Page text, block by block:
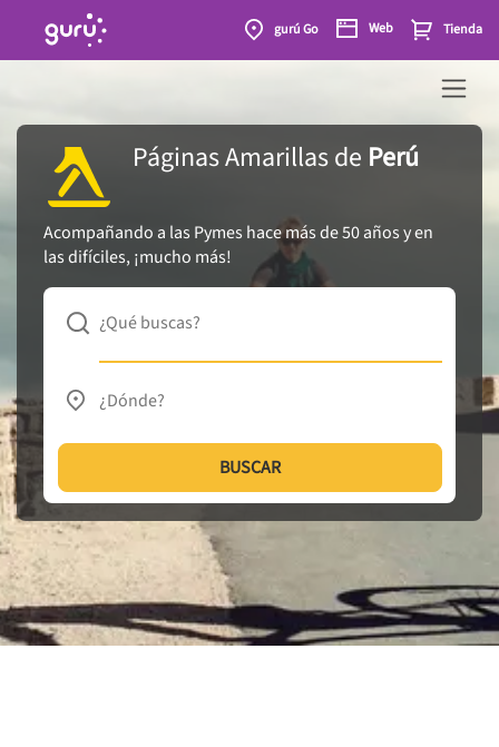
gurú Go Web Tienda
Páginas Amarillasde Perú
Acompañando a las Pymes hace más de 50 años y en
las difíciles, ¡mucho más!
¿Qué buscas?
¿Dónde?
BUSCAR